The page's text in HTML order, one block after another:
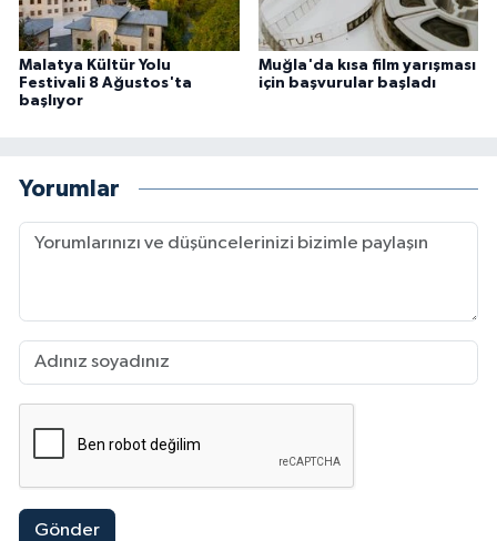
Malatya Kültür Yolu
Festivali 8 Ağustos'ta
başlıyor
Muğla'da kısa film yarışması
için başvurular başladı
Yorumlar
Gönder